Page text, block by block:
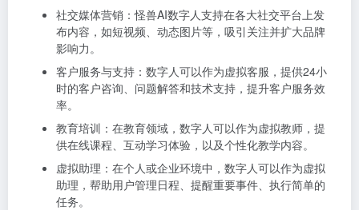
社交媒体营销：怪兽AI数字人支持在各大社交平台上发
布内容，如短视频、动态图片等，吸引关注并扩大品牌
影响力。
客户服务与支持：数字人可以作为虚拟客服，提供24小
时的客户咨询、问题解答和技术支持，提升客户服务效
率。
教育培训：在教育领域，数字人可以作为虚拟教师，提
供在线课程、互动学习体验，以及个性化教学内容。
虚拟助理：在个人或企业环境中，数字人可以作为虚拟
助理，帮助用户管理日程、提醒重要事件、执行简单的
任务。